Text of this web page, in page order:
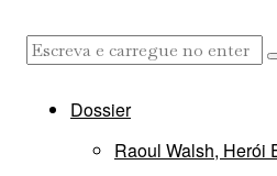
Dossier
Raoul Walsh, Herói